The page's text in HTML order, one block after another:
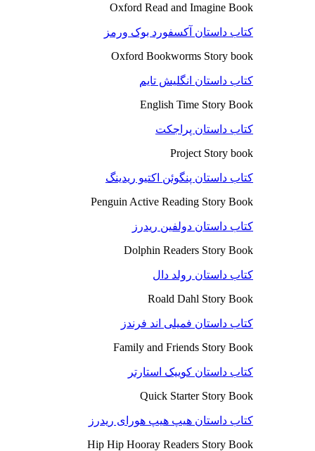
Oxford Read and Imagine Book
کتاب داستان آکسفورد بوک ورمز
Oxford Bookworms Story book
کتاب داستان انگلیش تایم
English Time Story Book
کتاب داستان پراجکت
Project Story book
کتاب داستان پنگوئن اکتیو ریدینگ
Penguin Active Reading Story Book
کتاب داستان دولفین ریدرز
Dolphin Readers Story Book
کتاب داستان رولد دال
Roald Dahl Story Book
کتاب داستان فمیلی اند فرندز
Family and Friends Story Book
کتاب داستان کوییک استارتر
Quick Starter Story Book
کتاب داستان هیپ هیپ هورای ریدرز
Hip Hip Hooray Readers Story Book